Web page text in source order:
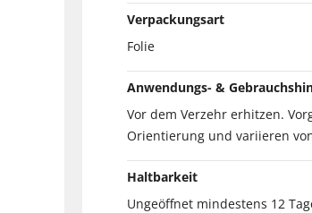
Verpackungsart
Folie
Anwendungs- &
Vor dem Verzehr erhitzen.
Orientierung und variieren
Haltbarkeit
Ungeöffnet mindestens 12